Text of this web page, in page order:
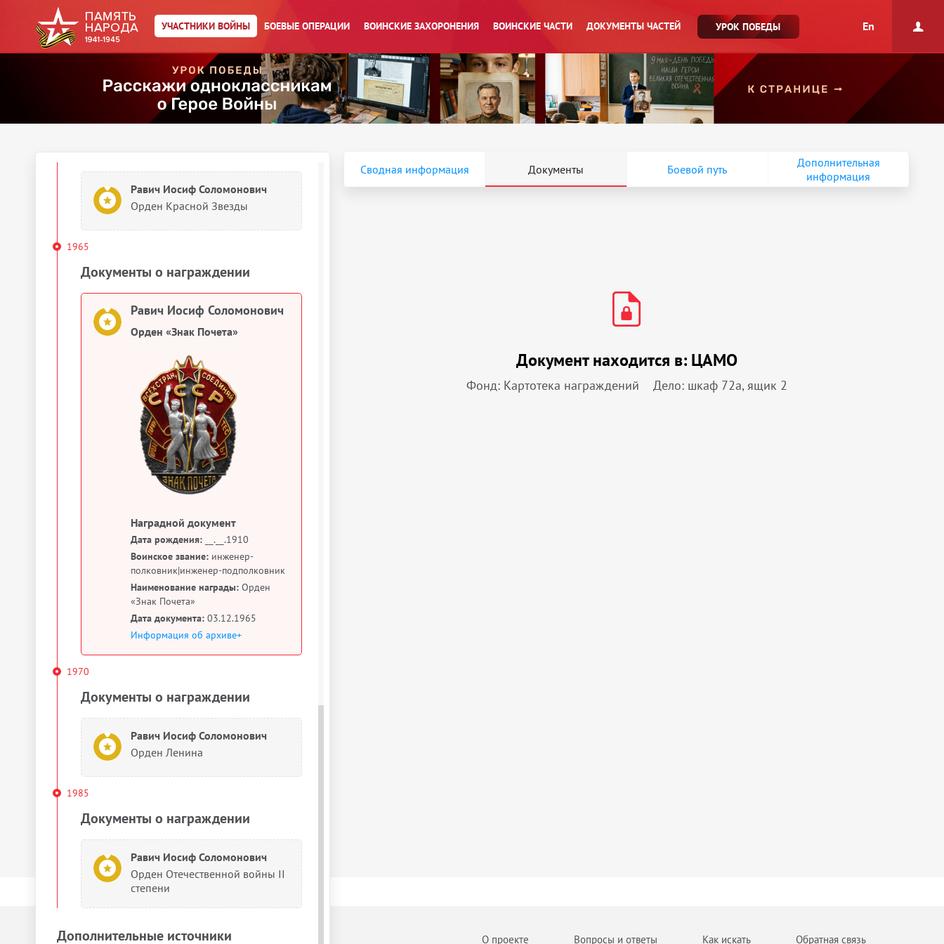
УЧАСТНИКИ ВОЙНЫ БОЕВЫЕ ОПЕРАЦИИ ВОИНСКИЕ ЗАХОРОНЕНИЯ ВОИНСКИЕ ЧАСТИ ДОКУМЕНТЫ ЧАСТЕЙ УРОК ПОБЕДЫ En
Медаль «За боевые заслуги»
Равич Иосиф Соломонович
Медаль «За боевые заслуги»
1954
Равич Иосиф Соломонович
Орден Красной Звезды
1965
Документы о награждении
Равич Иосиф Соломонович
Орден «Знак Почета»
Наградной документ
Дата рождения: __.__.1910
Воинское звание: инженер-
полковник|инженер-подполковник
Наименование награды: Орден
«Знак Почета»
Дата документа: 03.12.1965
Информация об архиве+
1970
Документы о награждении
Равич Иосиф Соломонович
Орден Ленина
1985
Документы о награждении
Равич Иосиф Соломонович
Орден Отечественной войны II
степени
Дополнительные источники
Сводная информация Документы Боевой путь
Дополнительная
информация
Документ находится в: ЦАМО
Фонд: Картотека награждений Дело: шкаф 72а, ящик 2
О проекте Вопросы и ответы Как искать Обратная связь